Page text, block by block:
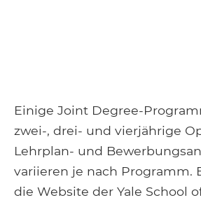
Einige Joint Degree-
zwei-, drei- und vierjährige
Lehrplan- und
variieren je nach Programm.
die Website der Yale School